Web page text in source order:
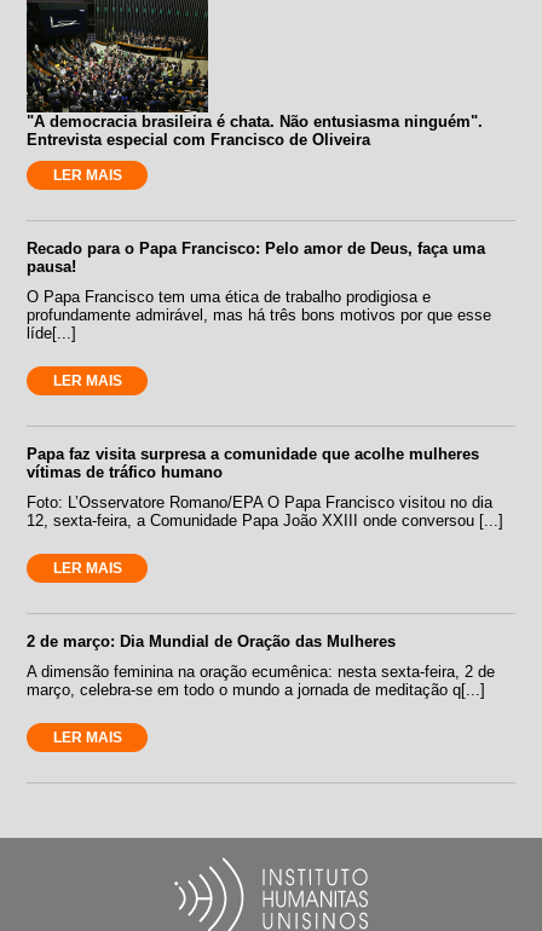
"A democracia brasileira é chata. Não entusiasma ninguém".
Entrevista especial com Francisco de Oliveira
LER MAIS
Recado para o Papa Francisco: Pelo amor de Deus, faça uma
pausa!
O Papa Francisco tem uma ética de trabalho prodigiosa e
profundamente admirável, mas há três bons motivos por que esse
líde[...]
LER MAIS
Papa faz visita surpresa a comunidade que acolhe mulheres
vítimas de tráfico humano
Foto: L’Osservatore Romano/EPA O Papa Francisco visitou no dia
12, sexta-feira, a Comunidade Papa João XXIII onde conversou [...]
LER MAIS
2 de março: Dia Mundial de Oração das Mulheres
A dimensão feminina na oração ecumênica: nesta sexta-feira, 2 de
março, celebra-se em todo o mundo a jornada de meditação q[...]
LER MAIS